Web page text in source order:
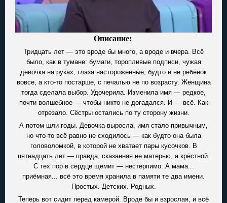
Описание:
Тридцать лет — это вроде бы много, а вроде и вчера. Всё
было, как в тумане: бумаги, торопливые подписи, чужая
девочка на руках, глаза настороженные, будто и не ребёнок
вовсе, а кто-то постарше, с печалью не по возрасту. Женщина
тогда сделала выбор. Удочерила. Изменила имя — редкое,
почти волшебное — чтобы никто не догадался. И — всё. Как
отрезало. Сёстры остались по ту сторону жизни.
А потом шли годы. Девочка выросла, имя стало привычным,
но что-то всё равно не сходилось — как будто она была
головоломкой, в которой не хватает пары кусочков. В
пятнадцать лет — правда, сказанная не матерью, а крёстной.
С тех пор в сердце щемит — нестерпимо. А мама...
приёмная... всё это время хранила в памяти те два имени.
Простых. Детских. Родных.
Теперь вот сидит перед камерой. Вроде бы и взрослая, и всё